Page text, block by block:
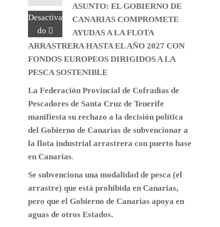
Desactiva
do
ASUNTO: EL GOBIERNO DE
CANARIAS COMPROMETE
AYUDAS A LA FLOTA
ARRASTRERA HASTA EL AÑO 2027 CON
FONDOS EUROPEOS DIRIGIDOS A LA
PESCA SOSTENIBLE
La Federación Provincial de Cofradías de
Pescadores de Santa Cruz de Tenerife
manifiesta su rechazo a la decisión política
del Gobierno de Canarias de subvencionar a
la flota industrial arrastrera con puerto base
en Canarias.
Se subvenciona una modalidad de pesca (el
arrastre) que está prohibida en Canarias,
pero que el Gobierno de Canarias apoya en
aguas de otros Estados.